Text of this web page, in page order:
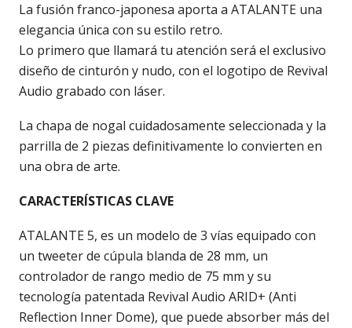
La fusión franco-japonesa aporta a ATALANTE una
elegancia única con su estilo retro.
Lo primero que llamará tu atención será el exclusivo
diseño de cinturón y nudo, con el logotipo de Revival
Audio grabado con láser.
La chapa de nogal cuidadosamente seleccionada y la
parrilla de 2 piezas definitivamente lo convierten en
una obra de arte.
CARACTERÍSTICAS CLAVE
ATALANTE 5, es un modelo de 3 vías equipado con
un tweeter de cúpula blanda de 28 mm, un
controlador de rango medio de 75 mm y su
tecnología patentada Revival Audio ARID+ (Anti
Reflection Inner Dome), que puede absorber más del